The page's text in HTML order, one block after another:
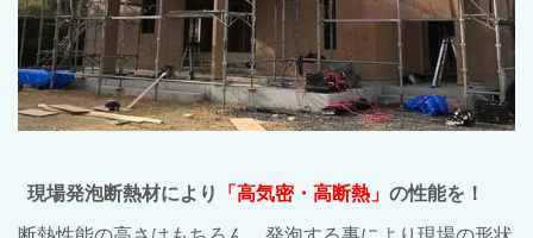
現場発泡断熱材により 「高気密・高断熱」 の性能を！